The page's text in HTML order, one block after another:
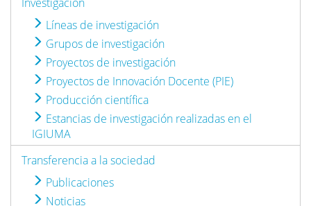
Líneas de investigación
Grupos de investigación
Proyectos de investigación
Proyectos de Innovación Docente (PIE)
Producción científica
Estancias de investigación realizadas en el
IGIUMA
Transferencia a la sociedad
Publicaciones
Noticias